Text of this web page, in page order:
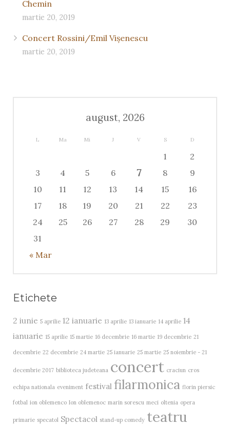
Chemin
martie 20, 2019
Concert Rossini/Emil Vişenescu
martie 20, 2019
august, 2026
L Ma Mi J V S D
« Mar
1
2
3
4 5 6 7 8
9
10
11 12 13 14 15
16
17
18 19 20 21 22
23
24
25 26 27 28 29
30
31
Etichete
2 iunie 5 aprilie 12 ianuarie 13 aprilie 13 ianuarie 14 aprilie 14
ianuarie 15 aprilie 15 martie 16 decembrie 16 martie 19 decembrie 21
decembrie 22 decembrie 24 martie 25 ianuarie 25 martie 25 noiembrie - 21
decembrie 2017 biblioteca judeteana concert craciun cros
echipa nationala eveniment festival filarmonica florin piersic
fotbal ion oblemenco Ion oblemenoc marin sorescu meci oltenia opera
primarie specatol Spectacol stand-up comedy teatru